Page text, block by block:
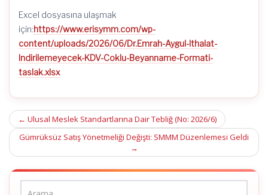
Excel dosyasına ulaşmak
için:https://www.erisymm.com/wp-
content/uploads/2026/06/Dr.Emrah-Aygul-Ithalat-
Indirilemeyecek-KDV-Coklu-Beyanname-Formati-
taslak.xlsx
Post
navigation
← Ulusal Meslek Standartlarına Dair Tebliğ (No: 2026/6)
Gümrüksüz Satış Yönetmeliği Değişti: SMMM Düzenlemesi Geldi
→